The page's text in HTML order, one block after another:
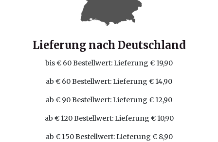
Lieferung nach Deutschland
bis € 60 Bestellwert: Lieferung € 19,90
ab € 60 Bestellwert: Lieferung € 14,90
ab € 90 Bestellwert: Lieferung € 12,90
ab € 120 Bestellwert: Lieferung € 10,90
ab € 150 Bestellwert: Lieferung € 8,90